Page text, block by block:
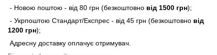
- Новою поштою - від 80 грн (безкоштовно від 1500 грн);
- Укрпоштою Стандарт/Експрес - від 45 грн (безкоштовно від
1200 грн);
Адресну доставку оплачує отримувач.